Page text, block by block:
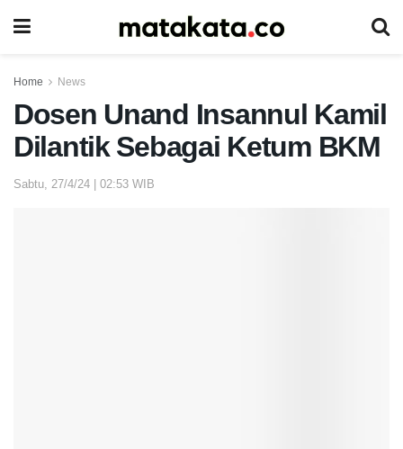
Home News
Dosen Unand Insannul Kamil
Dilantik Sebagai Ketum BKM
Sabtu, 27/4/24 | 02:53 WIB